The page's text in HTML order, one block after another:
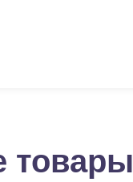
товары